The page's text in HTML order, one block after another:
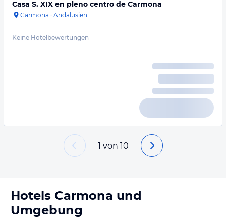
Casa S. XIX en pleno centro de Carmona
Carmona · Andalusien
Keine Hotelbewertungen
1 von 10
Hotels Carmona und
Umgebung